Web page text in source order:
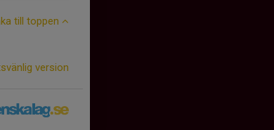
till toppen
version